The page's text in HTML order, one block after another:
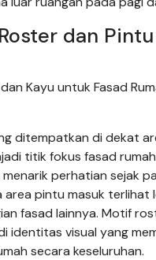
dan
Kayu untuk Fasad
ditempatkan di dekat
titik fokus fasad
menarik perhatian sejak
area pintu masuk terlihat
fasad lainnya. Motif
identitas visual yang
secara keseluruhan.